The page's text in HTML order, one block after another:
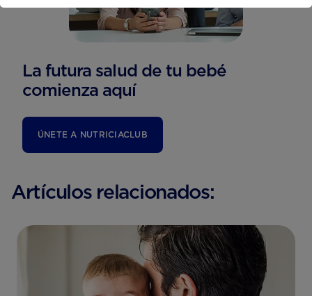
La futura salud de tu bebé
comienza aquí
ÚNETE A NUTRICIACLUB
Artículos relacionados: